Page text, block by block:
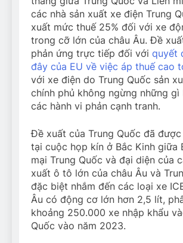
các nhà sản xuất xe điện Trung
xuất mức thuế 25% đối với xe
trong cỡ lớn của châu Âu. Đề
phản ứng trực tiếp đối với quyết
đây của EU về việc áp thuế cao
với xe điện do Trung Quốc sản
chính phủ không ngừng những gì
các hành vi phản cạnh tranh.
Đề xuất của Trung Quốc đã
tại cuộc họp kín ở Bắc Kinh giữa
mại Trung Quốc và đại diện của
xuất ô tô lớn của châu Âu và
đặc biệt nhắm đến các loại xe
Âu có động cơ lớn hơn 2,5 lít,
khoảng 250.000 xe nhập khẩu
Quốc vào năm 2023.